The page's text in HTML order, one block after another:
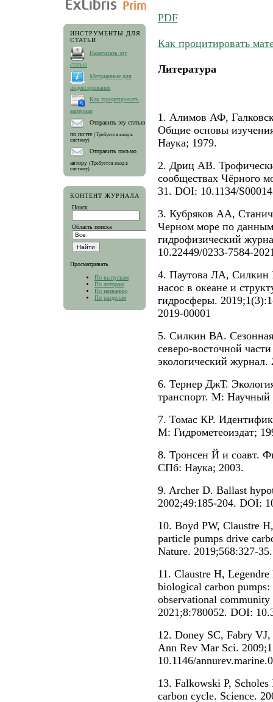
ИНСТРУМЕНТЫ ДЛЯ
СТАТЬИ
Напечатать эту
статью
Метаданные для
индексирования
Как процитировать
материал
Отправить эту статью
по почте (Требуется вход в
систему)
Отправить письмо
автору (Требуется вход в
систему)
КОНТЕНТ ЖУРНАЛА
Поиск
Область поиска
Просматривать
По выпускам
По авторам
По названию
По разделам
PDF
Как процитировать
Литература
1. Алимов АФ,
Общие основы
Наука; 1979.
2. Дриц АВ.
сообществах Чёрного
31. DOI: 10.1134/
3. Кубряков АА,
Черном море по
гидрофизический
10.22449/0233-7584-
4. Паутова ЛА, Силкин
насос в океане и
гидросферы.
2019-00001
5. Силкин ВА.
северо-восточной
экологический журнал.
6. Тернер ДжТ.
транспорт. М: Научный
7. Томас КР.
М: Гидрометеоиздат;
8. Тронсен Й и соавт.
СПб: Наука; 2003.
9. Archer D. Ballast
2002;49:185-204. DOI:
10. Boyd PW, Claustre
particle pumps drive
Nature. 2019;568:327-
11. Claustre H,
biological carbon
observational
2021;8:780052. DOI:
12. Doney SC, Fabry
Ann Rev Mar Sci.
10.1146/
13. Falkowski P,
carbon cycle. Science.